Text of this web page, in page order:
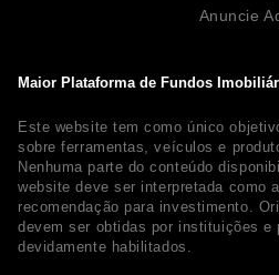
Maior Plataforma de Fundos
Este website tem como único
sobre ferramentas, veículos e
Nenhuma parte do conteúdo
website deve ser interpretada como
recomendação para investimento.
devem ser obtidas por instituições e
devidamente habilitados.
Anuncie